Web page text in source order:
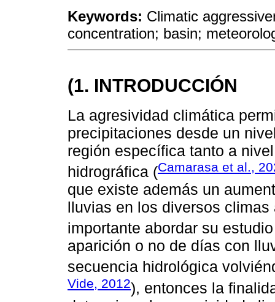
Keywords: Climatic
concentration; basin;
(1. INTRODUCCIÓN
La agresividad climática
precipitaciones desde un
región específica tanto a
hidrográfica (Camarasa et al.,
que existe además un
lluvias en los diversos
importante abordar su
aparición o no de días con
secuencia hidrológica
Vide, 2012), entonces la